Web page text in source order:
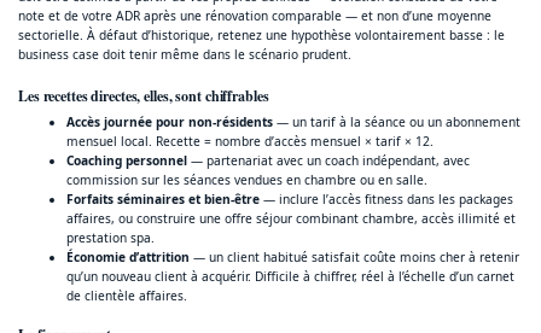
note et de votre ADR après une rénovation comparable — et non d’une moyenne
sectorielle. À défaut d’historique, retenez une hypothèse volontairement basse : le
business case doit tenir même dans le scénario prudent.
Les recettes directes, elles, sont chiffrables
Accès journée pour non-résidents — un tarif à la séance ou un abonnement
mensuel local. Recette = nombre d’accès mensuel × tarif × 12.
Coaching personnel — partenariat avec un coach indépendant, avec
commission sur les séances vendues en chambre ou en salle.
Forfaits séminaires et bien-être — inclure l’accès fitness dans les packages
affaires, ou construire une offre séjour combinant chambre, accès illimité et
prestation spa.
Économie d’attrition — un client habitué satisfait coûte moins cher à retenir
qu’un nouveau client à acquérir. Difficile à chiffrer, réel à l’échelle d’un carnet
de clientèle affaires.